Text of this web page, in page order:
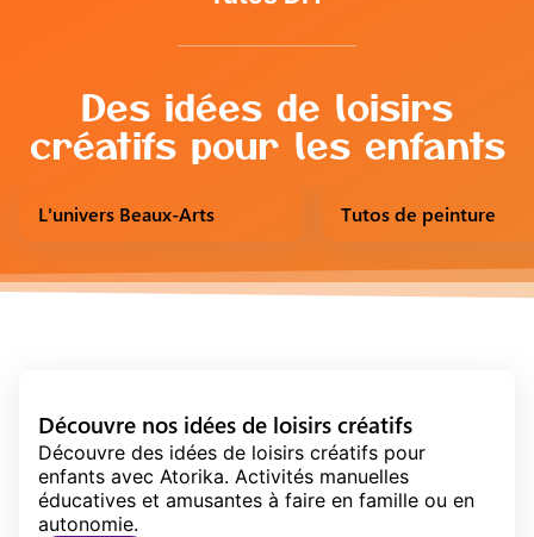
Culture G
A propos d’Atorika
Des idées de loisirs
créatifs pour les enfants
L'univers Beaux-Arts Tutos de peinture
Découvre nos idées de loisirs créatifs
Découvre des idées de loisirs créatifs pour
enfants avec Atorika. Activités manuelles
éducatives et amusantes à faire en famille ou en
autonomie.